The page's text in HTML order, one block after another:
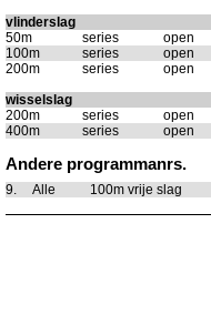
vlinderslag
50m
series open
100m
series open
200m
series open
wisselslag
200m
series open
400m
series open
Andere programmanrs.
9. Alle 100m vrije slag